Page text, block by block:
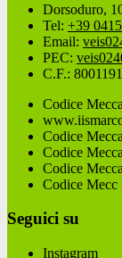
Dorsoduro,
Tel: +39
Email:
PEC:
C.F.:
Codice
Codice
Codice
Codice
Codice
Seguici su
Instagram